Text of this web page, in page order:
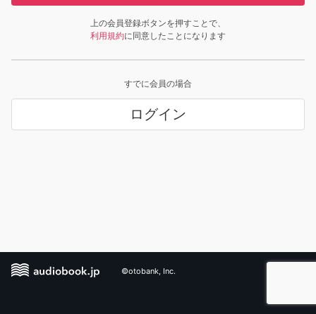
上の会員登録ボタンを押すことで、
利用規約に同意したことになります
すでに会員の場合
ログイン
©otobank, Inc.